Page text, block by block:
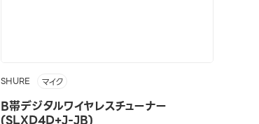
SHURE マイク
B帯デジタルワイヤレスチューナー
(SLXD4D+J-JB)